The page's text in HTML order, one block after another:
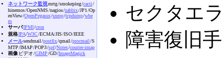
セクタエ
障害復旧
ネットワーク監視mrtg /smokeping /cacti/
hinemos /OpenNMS /nagios /zabbix/JP1 /Op
enView /OpenPegasus/snmp/tcpdump/wbe
m
サーバIPMI/cron
規格IPA/W3C/ECMA /JIS /ISO /IEEE
メールsendmail /postfix/qmail /procmail/S
MTP /IMAP /POP3 /spf/Notes/courier-imap
画像ビデオ /GIMP/GD /ImageMagick